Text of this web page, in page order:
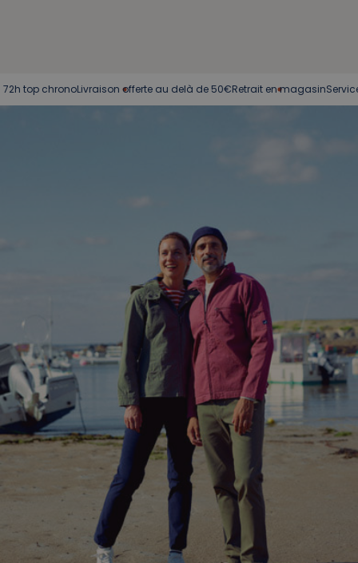
Livraison offerte au delà de 50€Retrait en magasinService client à